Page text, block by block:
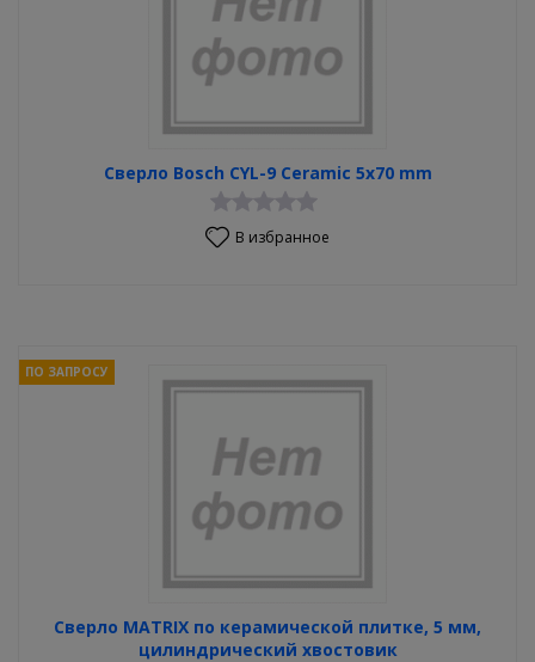
Сверло Bosch CYL-9 Ceramic 5х70 mm
В избранное
Сверло MATRIX по керамической плитке, 5 мм,
цилиндрический хвостовик
ПО ЗАПРОСУ